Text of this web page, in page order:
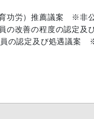
功労）推薦議案 ※非
改善の程度の認定及
の認定及び処遇議案